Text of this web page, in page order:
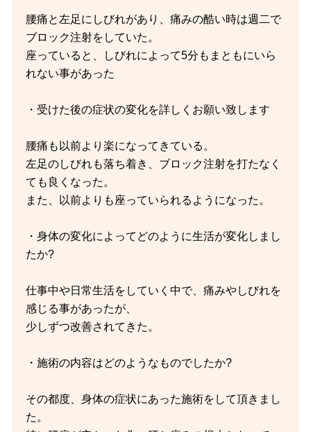
腰痛と左足にしびれがあり、痛みの酷い時は週二で
ブロック注射をしていた。
座っていると、しびれによって5分もまともにいら
れない事があった
・受けた後の症状の変化を詳しくお願い致します
腰痛も以前より楽になってきている。
左足のしびれも落ち着き、ブロック注射を打たなく
ても良くなった。
また、以前よりも座っていられるようになった。
・身体の変化によってどのように生活が変化しまし
たか?
仕事中や日常生活をしていく中で、痛みやしびれを
感じる事があったが、
少しずつ改善されてきた。
・施術の内容はどのようなものでしたか?
その都度、身体の症状にあった施術をして頂きまし
た。